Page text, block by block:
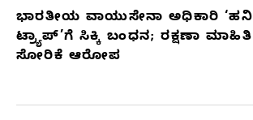
RELATED
ARTICLES
ಭಾರತೀಯ ವಾಯುಸೇನಾ ಅಧಿಕಾರಿ ‘ಹನಿ
ಟ್ರ್ಯಾಪ್’ಗೆ ಸಿಕ್ಕಿ ಬಂಧನ; ರಕ್ಷಣಾ ಮಾಹಿತಿ
ಸೋರಿಕೆ ಆರೋಪ